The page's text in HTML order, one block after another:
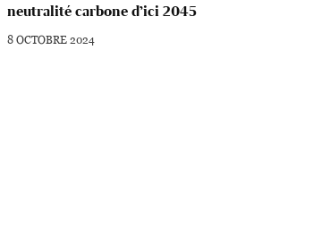
neutralité carbone d’ici 2045
8 OCTOBRE 2024